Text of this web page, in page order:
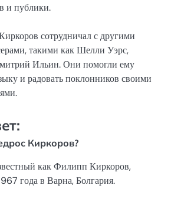
и публики.
сотрудничал с другими
такими как Шелли Уэрс,
Ильин. Они помогли ему
и радовать поклонников своими
Киркоров?
как Филипп Киркоров,
года в Варна, Болгария.